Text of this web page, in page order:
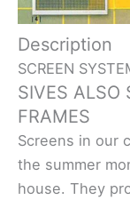
Description
SCREEN
SIVES ALSO
FRAMES
Screens in our
the summer
house. They